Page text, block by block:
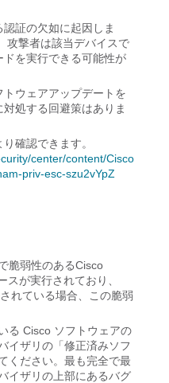
証の欠如に起因しま
攻撃者は該当デバイスで
を実行できる可能性が
ウェアアップデートを
処する回避策はありま
確認できます。
center/content/Cisco
priv-esc-szu2vYpZ
脆弱性のあるCisco
が実行されており、
れている場合、この脆弱
る Cisco ソフトウェアの
イザリの「修正済みソフ
ください。最も完全で最
イザリの上部にあるバグ